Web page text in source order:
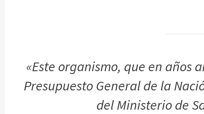
«Este organismo, que en años
Presupuesto General de la
del Ministerio de